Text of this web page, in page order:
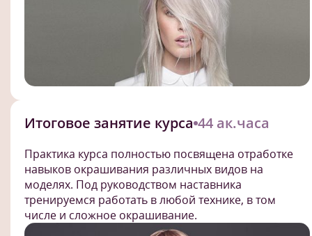
Итоговое занятие курса 44 ак.часа
Практика курса полностью посвящена отработке
навыков окрашивания различных видов на
моделях. Под руководством наставника
тренируемся работать в любой технике, в том
числе и сложное окрашивание.